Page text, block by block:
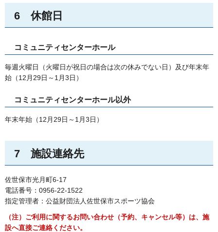
6 休館日
コミュニティセンターホール
毎週火曜日（火曜日が祝日の場合は次の休みでない日）及び年末年
始（12月29日～1月3日）
コミュニティセンターホール以外
年末年始（12月29日～1月3日）
7 施設連絡先
佐世保市光月町6-17
電話番号：0956-22-1522
指定管理者：公益財団法人佐世保市スポーツ協会
（注）ご利用に関するお問い合わせ（予約、キャンセル等）は、施
設へ直接ご連絡ください。